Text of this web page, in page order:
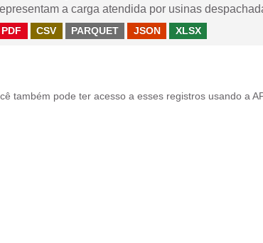
a carga atendida por usinas
PDF CSV PARQUET JSON XLSX
também pode ter acesso a esses registros usando a